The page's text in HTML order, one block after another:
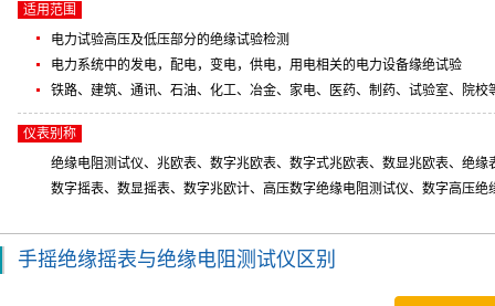
适用范围
电力试验高压及低压部分的绝缘试验检测
电力系统中的发电，配电，变电，供电，用电相关的电力设备缘绝试验
铁路、建筑、通讯、石油、化工、冶金、家电、医药、制药、试验室、院校
仪表别称
绝缘电阻测试仪、兆欧表、数字兆欧表、数字式兆欧表、数显兆欧表、绝
数字摇表、数显摇表、数字兆欧计、高压数字绝缘电阻测试仪、数字高压
手摇绝缘摇表与绝缘电阻测试仪区别